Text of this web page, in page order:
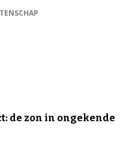
de zon in ongekende